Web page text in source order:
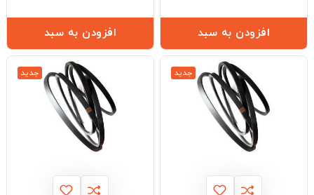
افزودن به سبد افزودن به سبد
جدید جدید